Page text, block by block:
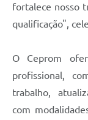
fortalece nosso
qualificação",
O Ceprom
profissional,
trabalho,
com